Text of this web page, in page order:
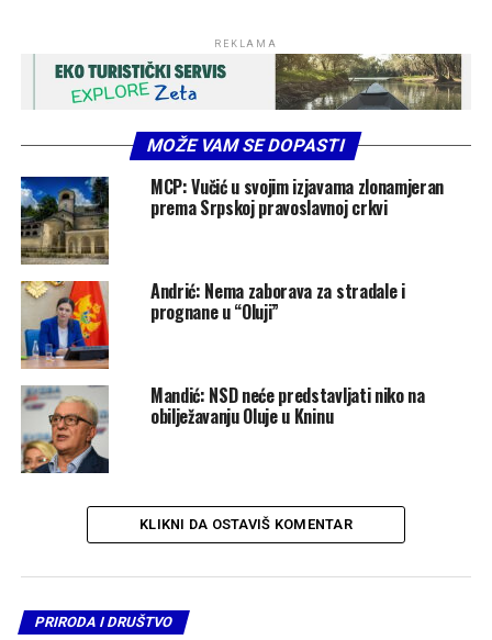
REKLAMA
MOŽE VAM SE DOPASTI
MCP: Vučić u svojim izjavama zlonamjeran
prema Srpskoj pravoslavnoj crkvi
Andrić: Nema zaborava za stradale i
prognane u “Oluji”
Mandić: NSD neće predstavljati niko na
obilježavanju Oluje u Kninu
KLIKNI DA OSTAVIŠ KOMENTAR
PRIRODA I DRUŠTVO